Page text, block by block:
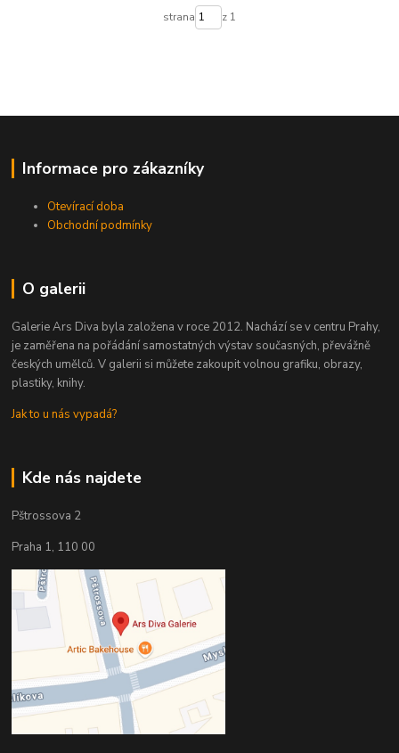
strana z 1
Informace pro zákazníky
Otevírací doba
Obchodní podmínky
O galerii
Galerie Ars Diva byla založena v roce 2012. Nachází se v centru Prahy,
je zaměřena na pořádání samostatných výstav současných, převážně
českých umělců. V galerii si můžete zakoupit volnou grafiku, obrazy,
plastiky, knihy.
Jak to u nás vypadá?
Kde nás najdete
Pštrossova 2
Praha 1, 110 00